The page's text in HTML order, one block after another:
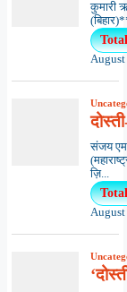
कुमारी
August
संजय
ज़ि...